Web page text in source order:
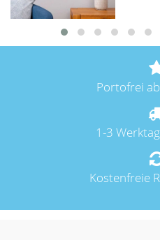
Portofrei
1-3
Kostenfreie